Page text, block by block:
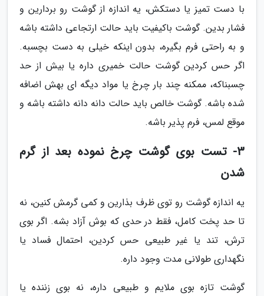
با دست تمیز یا دستکش، یه اندازه از گوشت رو بردارین و
فشار بدین. گوشت باکیفیت باید حالت ارتجاعی داشته باشه
و به راحتی فرم بگیره، بدون اینکه خیلی به دست بچسبه.
اگر حس کردین گوشت حالت خمیری داره یا بیش از حد
چسبناکه، ممکنه چند بار چرخ یا مواد دیگه ای بهش اضافه
شده باشه. گوشت خالص باید حالت دانه دانه داشته باشه و
موقع لمس، فرم پذیر باشه.
3- تست بوی گوشت چرخ نموده بعد از گرم
شدن
یه اندازه گوشت رو توی ظرف بذارین و کمی گرمش کنین، نه
تا حد پخت کامل، فقط در حدی که بوش آزاد بشه. اگر بوی
ترش، تند یا غیر طبیعی حس کردین، احتمال فساد یا
نگهداری طولانی مدت وجود داره.
گوشت تازه بوی ملایم و طبیعی داره، نه بوی زننده یا